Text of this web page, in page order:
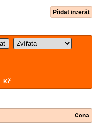
Přidat inzerát
Kč
Cena